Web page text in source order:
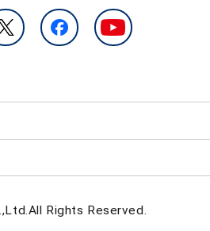
Rights Reserved.